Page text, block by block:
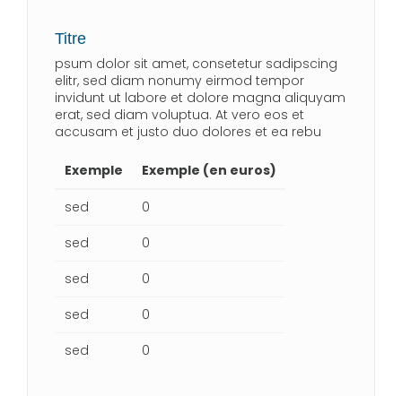
Titre
psum dolor sit amet, consetetur sadipscing
elitr, sed diam nonumy eirmod tempor
invidunt ut labore et dolore magna aliquyam
erat, sed diam voluptua. At vero eos et
accusam et justo duo dolores et ea rebu
Exemple Exemple (en euros)
sed
0
sed
0
sed
0
sed
0
sed
0